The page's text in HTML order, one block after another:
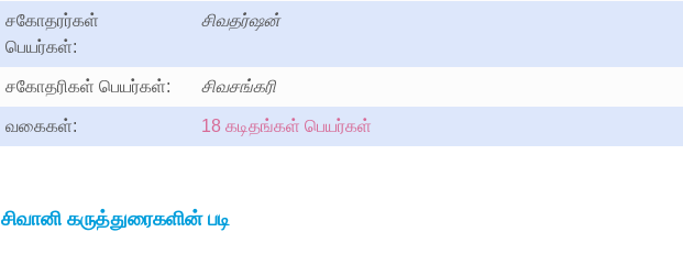
சகோதரர்கள்
பெயர்கள்:
சிவதர்ஷன்
சகோதரிகள் பெயர்கள்: சிவசங்கரி
வகைகள்: 18 கடிதங்கள் பெயர்கள்
சிவானி கருத்துரைகளின் படி